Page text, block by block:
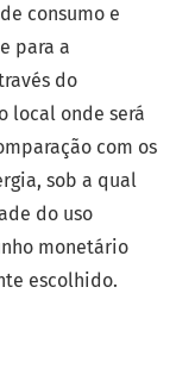
consumo e
para a
do
local onde será
com os
sob a qual
do uso
monetário
escolhido.